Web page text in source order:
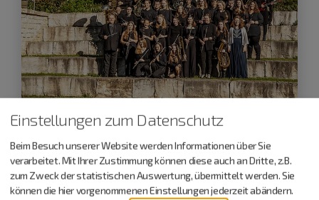
Dietfurt a.d.Altmühl
25.10.26
Herbstkonzert des Symphonischen
Einstellungen zum Datenschutz
Beim Besuch unserer Website werden Informationen über Sie
verarbeitet. Mit Ihrer Zustimmung können diese auch an Dritte, z.B.
zum Zweck der statistischen Auswertung, übermittelt werden. Sie
können die hier vorgenommenen Einstellungen jederzeit abändern.